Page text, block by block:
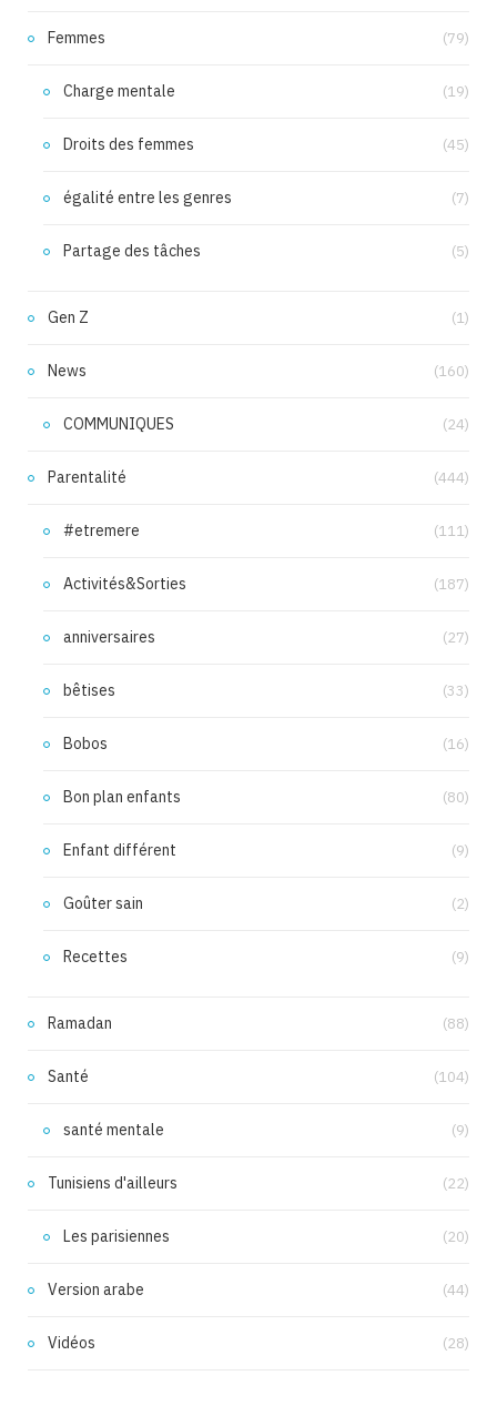
Femmes (79)
Charge mentale (19)
Droits des femmes (45)
égalité entre les genres (7)
Partage des tâches (5)
Gen Z (1)
News (160)
COMMUNIQUES (24)
Parentalité (444)
#etremere (111)
Activités&Sorties (187)
anniversaires (27)
bêtises (33)
Bobos (16)
Bon plan enfants (80)
Enfant différent (9)
Goûter sain (2)
Recettes (9)
Ramadan (88)
Santé (104)
santé mentale (9)
Tunisiens d'ailleurs (22)
Les parisiennes (20)
Version arabe (44)
Vidéos (28)